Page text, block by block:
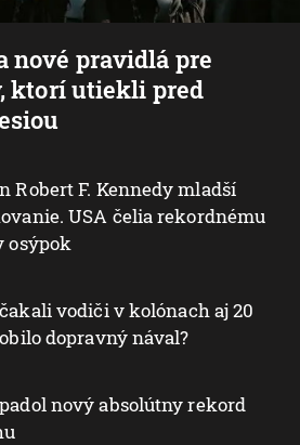
nové pravidlá pre
ktorí utiekli pred
Robert F. Kennedy mladší
USA čelia rekordnému
osýpok
vodiči v kolónach aj 20
dopravný nával?
nový absolútny rekord